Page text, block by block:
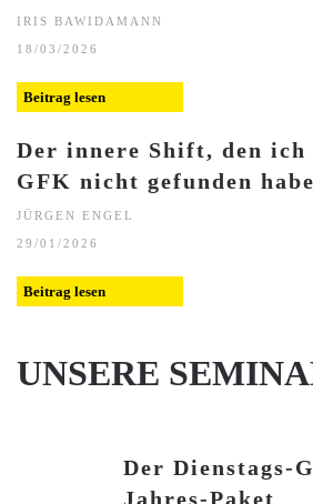
IRIS BAWIDAMANN
18/03/2026
Beitrag lesen
Der innere Shift, den ich
GFK nicht gefunden habe
JÜRGEN ENGEL
29/01/2026
Beitrag lesen
UNSERE
Der Dienstags-
Jahres-Paket